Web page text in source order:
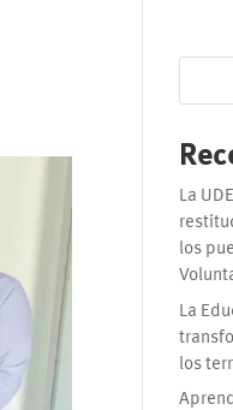
La
los
La
los